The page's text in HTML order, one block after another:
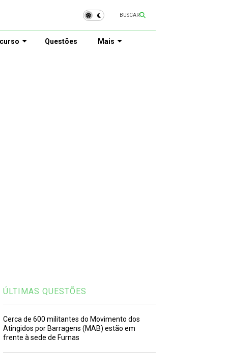
BUSCAR
Questões Mais
ÚLTIMAS QUESTÕES
Cerca de 600 militantes do Movimento dos
Atingidos por Barragens (MAB) estão em
frente à sede de Furnas